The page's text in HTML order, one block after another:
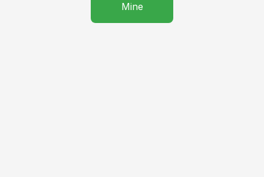
Mine